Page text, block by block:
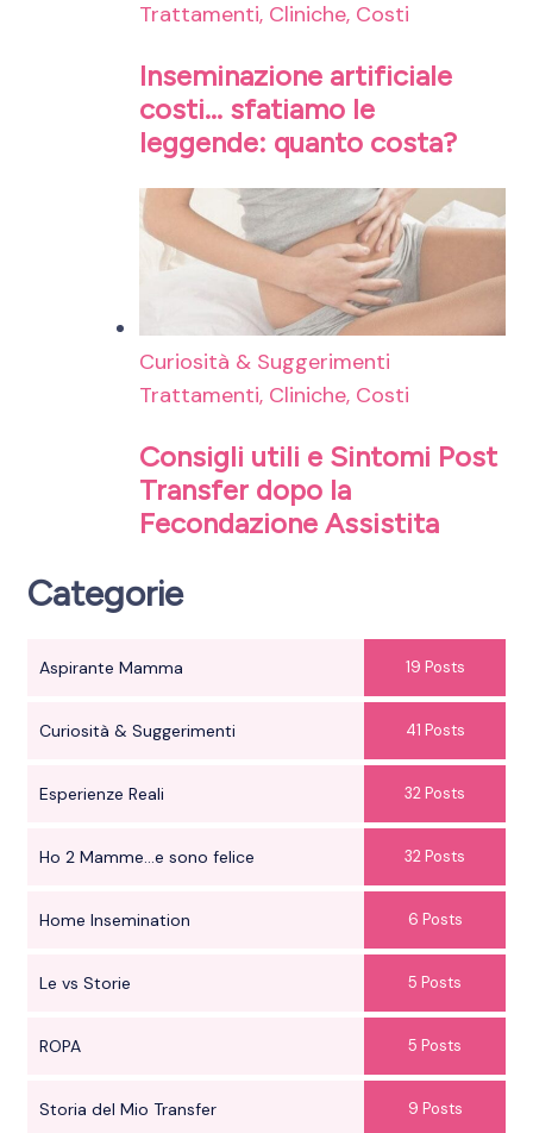
Trattamenti, Cliniche, Costi
Inseminazione artificiale
costi… sfatiamo le
leggende: quanto costa?
Curiosità & Suggerimenti
Trattamenti, Cliniche, Costi
Consigli utili e Sintomi Post
Transfer dopo la
Fecondazione Assistita
Categorie
Aspirante Mamma 19 Posts
Curiosità & Suggerimenti 41 Posts
Esperienze Reali 32 Posts
Ho 2 Mamme...e sono felice 32 Posts
Home Insemination 6 Posts
Le vs Storie 5 Posts
ROPA 5 Posts
Storia del Mio Transfer 9 Posts